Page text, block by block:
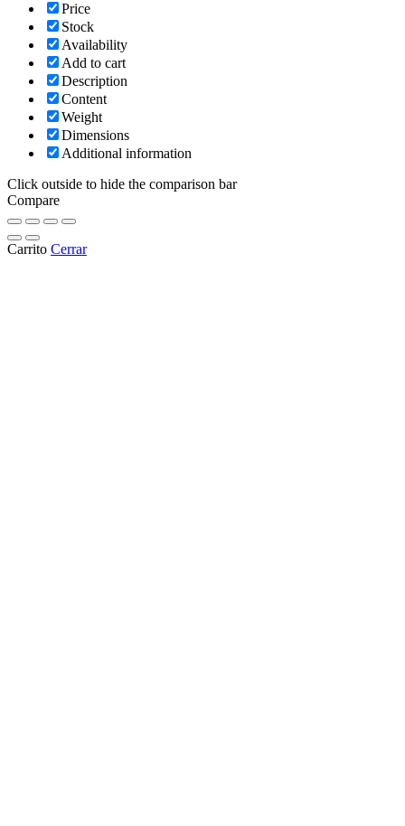
Price
Stock
Availability
Add to cart
Description
Content
Weight
Dimensions
Additional information
Click outside to hide the comparison bar
Compare
Carrito Cerrar